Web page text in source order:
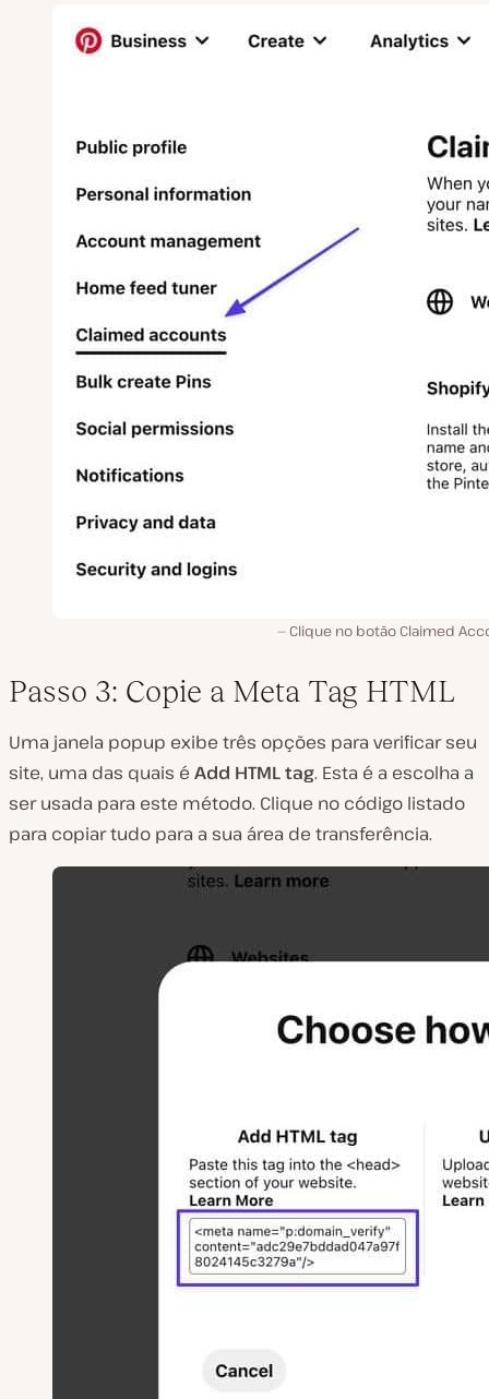
Clique no botão Claimed
Passo 3: Copie a Meta Tag HTML
Uma janela popup exibe três opções para verificar seu
site, uma das quais é Add HTML tag. Esta é a escolha a
ser usada para este método. Clique no código listado
para copiar tudo para a sua área de transferência.